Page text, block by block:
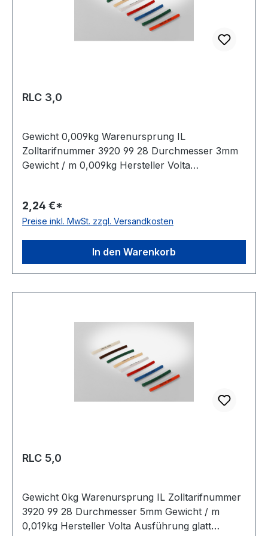
RLC 3,0
Gewicht 0,009kg Warenursprung IL
Zolltarifnummer 3920 99 28 Durchmesser 3mm
Gewicht / m 0,009kg Hersteller Volta
(außer Ø 2mm = 61 m)m FDA-Zulassung ja
Zugstrang nein Shorehärte 80° Shore A
2,24 €*
Preise inkl. MwSt. zzgl. Versandkosten
In den Warenkorb
RLC 5,0
Gewicht 0kg Warenursprung IL Zolltarifnummer
3920 99 28 Durchmesser 5mm Gewicht / m
0,019kg Hersteller Volta Ausführung glatt